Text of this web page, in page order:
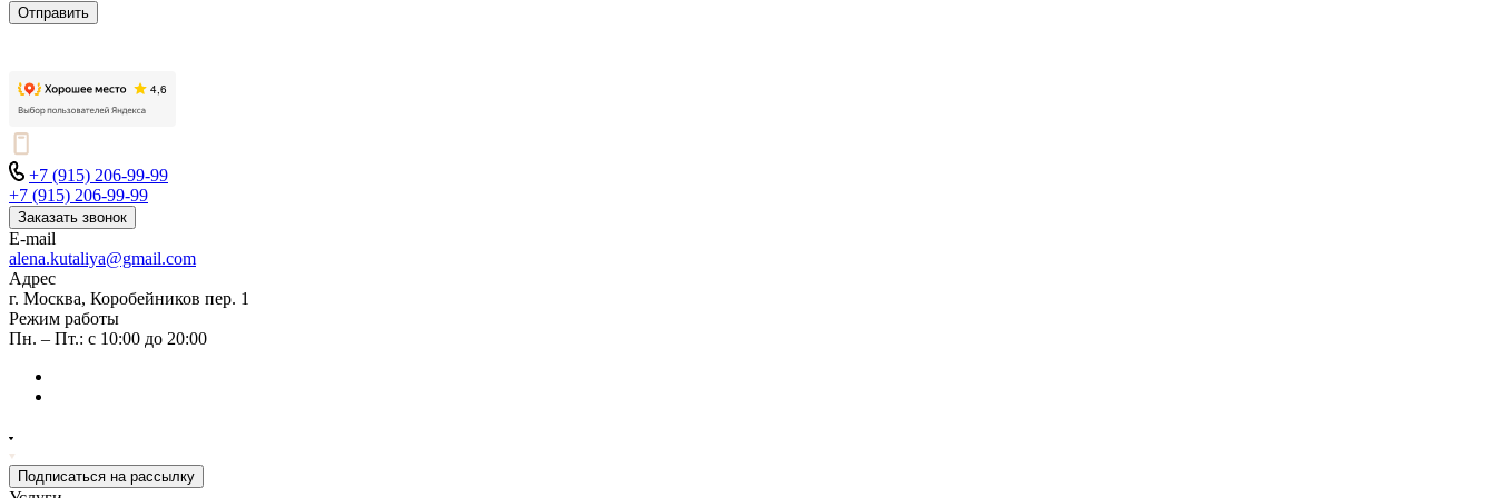
Отправить
+7 (915) 206-99-99
+7 (915) 206-99-99
Заказать звонок
E-mail
alena.kutaliya@gmail.com
Адрес
г. Москва, Коробейников пер. 1
Режим работы
Пн. – Пт.: с 10:00 до 20:00
Подписаться на рассылку